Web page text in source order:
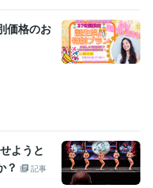
価格のお
ようと
？
記事